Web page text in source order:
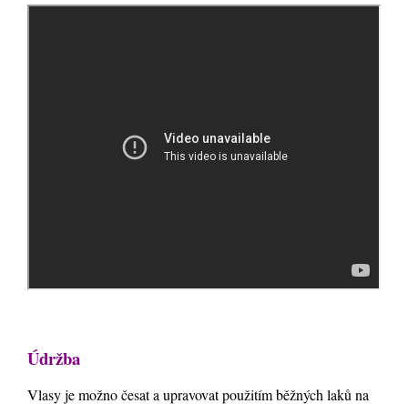
Údržba
Vlasy je možno česat a upravovat použitím běžných laků na